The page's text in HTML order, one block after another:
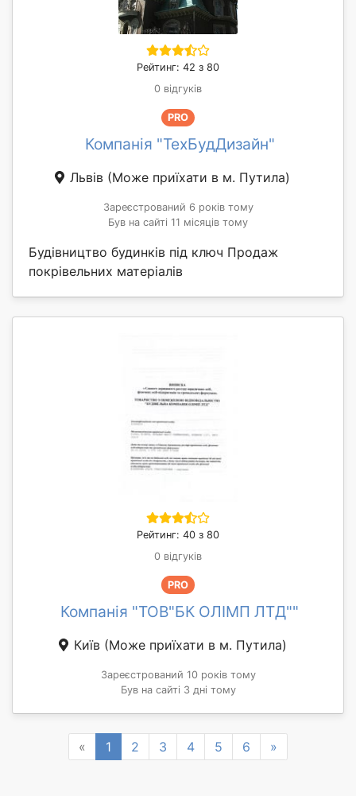
Рейтинг: 42 з 80
0 відгуків
PRO
Компанія "ТехБудДизайн"
Львів (Може приїхати в м. Путила)
Зареєстрований 6 років тому
Був на сайті 11 місяців тому
Будівництво будинків під ключ Продаж
покрівельних матеріалів
Рейтинг: 40 з 80
0 відгуків
PRO
Компанія "ТОВ"БК ОЛІМП ЛТД""
Київ (Може приїхати в м. Путила)
Зареєстрований 10 років тому
Був на сайті 3 дні тому
« Previous
1 2 3 4 5 6 »